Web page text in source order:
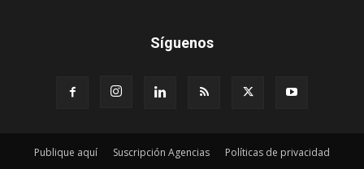
Síguenos
Publique aquí Suscripción Agencias Políticas de privacidad